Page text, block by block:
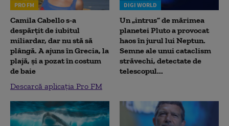
PRO FM
Camila Cabello s-a
despărțit de iubitul
miliardar, dar nu stă să
plângă. A ajuns în Grecia, la
plajă, și a pozat în costum
de baie
Descarcă aplicația Pro FM
DIGI WORLD
Un „intrus” de mărimea
planetei Pluto a provocat
haos în jurul lui Neptun.
Semne ale unui cataclism
străvechi, detectate de
telescopul...